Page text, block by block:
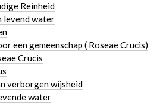
Reinheid
levend water
een gemeenschap ( Roseae Crucis)
Crucis
verborgen wijsheid
water